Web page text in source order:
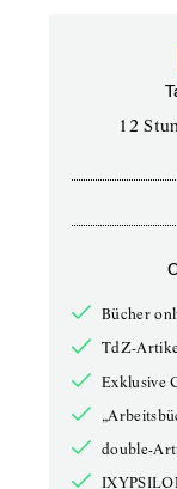
12
Bücher
TdZ-
Exklusive
double-